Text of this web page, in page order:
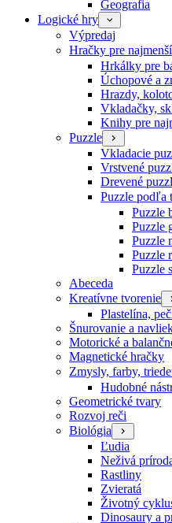
Geografia
Logické hry
Výpredaj
Hračky pre
Hrkálky pre
Úchopové a
Hrazdy,
Vkladačky,
Knihy pre
Puzzle
Vkladacie
Vrstvené
Drevené
Puzzle podľa
Puzzle
Puzzle
Puzzle
Puzzle
Puzzle
Abeceda
Kreatívne tvorenie
Plastelína,
Šnurovanie a
Motorické a
Magnetické hračky
Zmysly, farby,
Hudobné
Geometrické tvary
Rozvoj reči
Biológia
Ľudia
Neživá
Rastliny
Zvieratá
Životný
Dinosaury a